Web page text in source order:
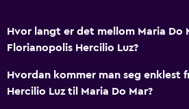
Hvor langt er det mellom Maria Do
Florianopolis Hercilio Luz?
Hvordan kommer man seg enklest
Hercilio Luz til Maria Do Mar?